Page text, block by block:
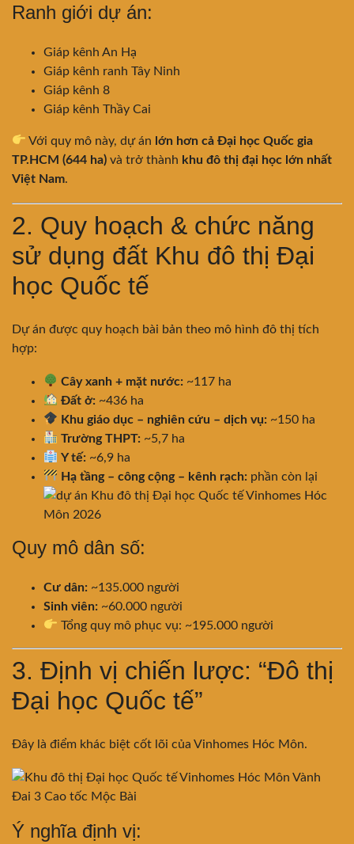
Ranh giới dự án:
Giáp kênh An Hạ
Giáp kênh ranh Tây Ninh
Giáp kênh 8
Giáp kênh Thầy Cai
Với quy mô này, dự án lớn hơn cả Đại học Quốc gia
TP.HCM (644 ha) và trở thành khu đô thị đại học lớn nhất
Việt Nam.
2. Quy hoạch & chức năng
sử dụng đất Khu đô thị Đại
học Quốc tế
Dự án được quy hoạch bài bản theo mô hình đô thị tích
hợp:
Cây xanh + mặt nước: ~117 ha
Đất ở: ~436 ha
Khu giáo dục – nghiên cứu – dịch vụ: ~150 ha
Trường THPT: ~5,7 ha
Y tế: ~6,9 ha
Hạ tầng – công cộng – kênh rạch: phần còn lại
Quy mô dân số:
Cư dân: ~135.000 người
Sinh viên: ~60.000 người
Tổng quy mô phục vụ: ~195.000 người
3. Định vị chiến lược: “Đô thị
Đại học Quốc tế”
Đây là điểm khác biệt cốt lõi của Vinhomes Hóc Môn.
Ý nghĩa định vị: